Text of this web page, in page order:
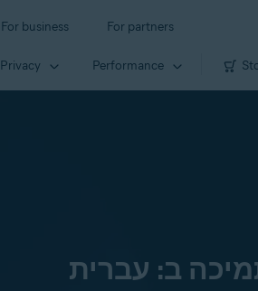
For business For partners
Privacy Performance
ב: עברית